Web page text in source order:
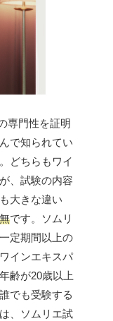
専門性を証明
で知られてい
どちらもワイ
、試験の内容
大きな違い
です。ソムリ
定期間以上の
インエキスパ
齢が20歳以上
でも受験する
、ソムリエ試